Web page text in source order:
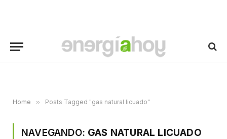
Home » Posts Tagged "gas natural licuado"
NAVEGANDO: GAS NATURAL LICUADO